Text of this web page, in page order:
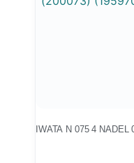
IWATA N 075 4